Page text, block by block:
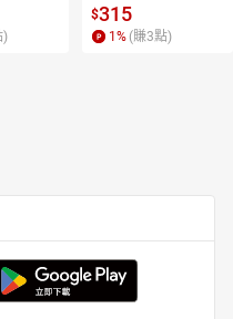
)
$315
1 % (賺3點)